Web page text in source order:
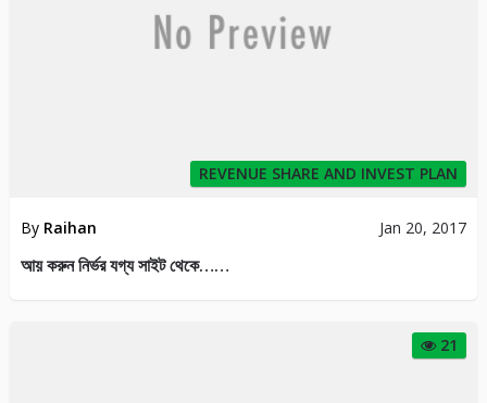
REVENUE SHARE AND INVEST PLAN
By Raihan Jan 20, 2017
আয় করুন নির্ভর যগ্য সাইট থেকে……
21